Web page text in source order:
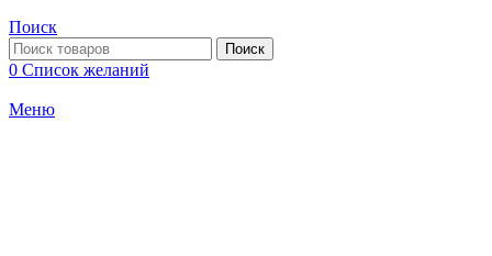
Поиск
Поиск
0 Список желаний
Меню